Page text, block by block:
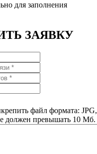
для заполнения
ЗАЯВКУ
файл формата:
должен превышать 10 Мб.